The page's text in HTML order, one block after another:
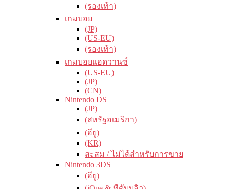
(รองเท้า)
เกมบอย
(JP)
(US-EU)
(รองเท้า)
เกมบอยแอดวานซ์
(US-EU)
(JP)
(CN)
Nintendo DS
(JP)
(สหรัฐอเมริกา)
(อียู)
(KR)
สะสม / ไม่ได้สำหรับการขาย
Nintendo 3DS
(อียู)